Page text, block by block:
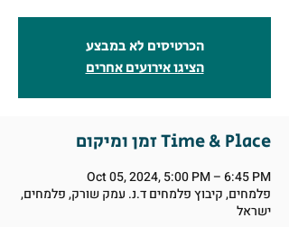
הכרטיסים לא במבצע
הציגו אירועים אחרים
זמן ומיקום Time & Place
Oct 05, 2024, 5:00 PM – 6:45 PM
פלמחים, קיבוץ פלמחים ד.נ. עמק שורק, פלמחים,
ישראל